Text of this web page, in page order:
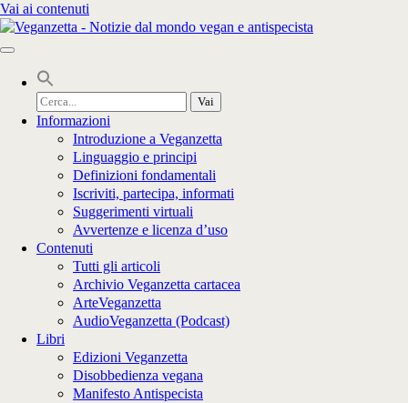
Vai ai contenuti
Cerca
per:
Informazioni
Introduzione a Veganzetta
Linguaggio e principi
Definizioni fondamentali
Iscriviti, partecipa, informati
Suggerimenti virtuali
Avvertenze e licenza d’uso
Contenuti
Tutti gli articoli
Archivio Veganzetta cartacea
ArteVeganzetta
AudioVeganzetta (Podcast)
Libri
Edizioni Veganzetta
Disobbedienza vegana
Manifesto Antispecista